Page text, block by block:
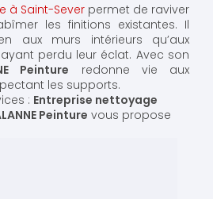
à Saint-Sever permet de raviver
les finitions existantes. Il
aux murs intérieurs qu’aux
perdu leur éclat. Avec son
Peinture redonne vie aux
les supports.
: Entreprise nettoyage
Peinture vous propose